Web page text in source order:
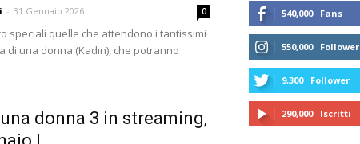
- 31 Gennaio 2026 0
speciali quelle che attendono i tantissimi
una donna (Kadın), che potranno
donna 3 in streaming,
540,000 Fans
550,000 Follower
9,300 Follower
290,000 Iscritti